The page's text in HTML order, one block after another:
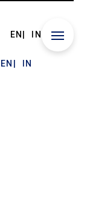
EN IN
EN IN